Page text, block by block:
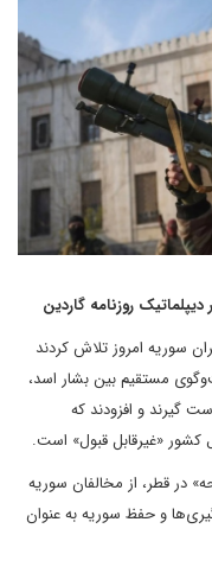
سوریه امروز تلاش کردند
مستقیم بین بشار اسد،
گیرند و افزودند که
کشور «غیرقابل قبول» است.
در قطر، از مخالفان سوریه
و حفظ سوریه به عنوان